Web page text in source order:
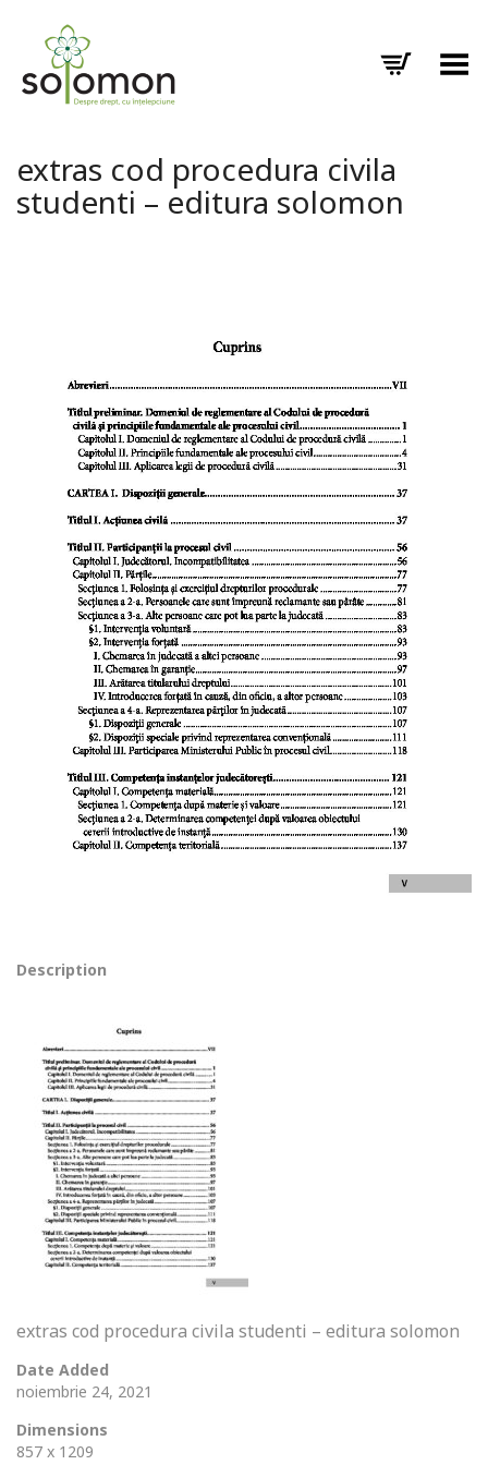
Toggle Menu
extras cod procedura civila
studenti – editura solomon
Description
extras cod procedura civila studenti – editura solomon
Date Added
noiembrie 24, 2021
Dimensions
857 x 1209